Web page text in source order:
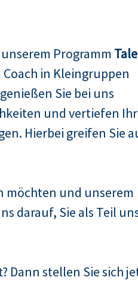
Programm
in Kleingruppen
Sie bei uns
und vertiefen
Hierbei greifen Sie
und unserem
darauf, Sie als Teil
Dann stellen Sie sich